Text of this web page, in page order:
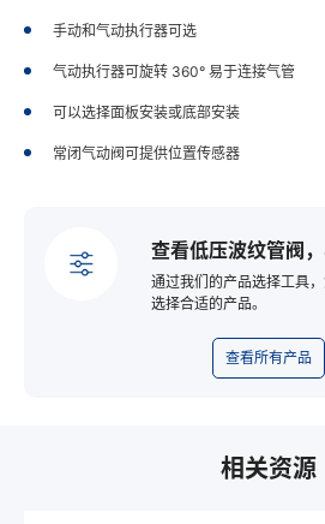
手动和气动执行器可选
气动执行器可旋转 360° 易于连接气管
可以选择面板安装或底部安装
常闭气动阀可提供位置传感器
查看低压波纹管阀
通过我们的产品选择工具
选择合适的产品。
查看所有产品
相关资源